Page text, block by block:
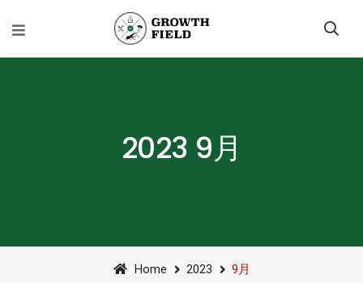
2023 9月
Home 2023 9月